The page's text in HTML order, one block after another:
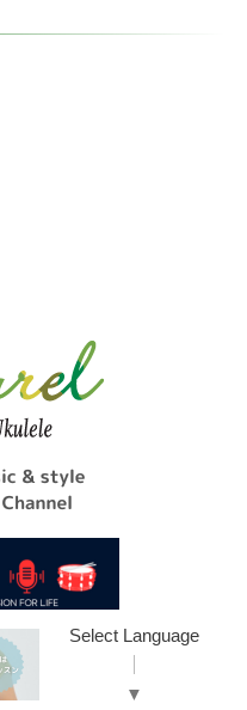
Select Language
▼